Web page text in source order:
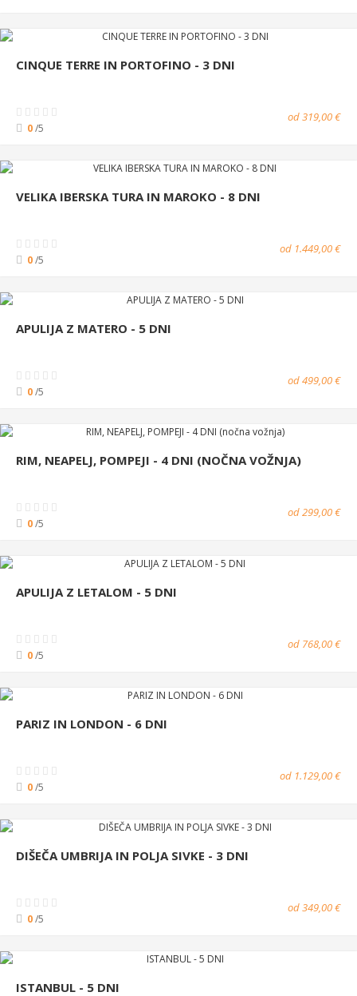
CINQUE TERRE IN PORTOFINO - 3 DNI
0/5
od 319,00 €
VELIKA IBERSKA TURA IN MAROKO - 8 DNI
0/5
od 1.449,00 €
APULIJA Z MATERO - 5 DNI
0/5
od 499,00 €
RIM, NEAPELJ, POMPEJI - 4 DNI (NOČNA VOŽNJA)
0/5
od 299,00 €
APULIJA Z LETALOM - 5 DNI
0/5
od 768,00 €
PARIZ IN LONDON - 6 DNI
0/5
od 1.129,00 €
DIŠEČA UMBRIJA IN POLJA SIVKE - 3 DNI
0/5
od 349,00 €
ISTANBUL - 5 DNI